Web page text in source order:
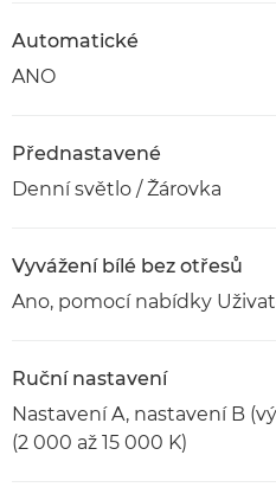
Automatické
ANO
Přednastavené
Denní světlo / Žárovka
Vyvážení bílé bez otřesů
Ano, pomocí nabídky
Ruční nastavení
Nastavení A, nastavení B
(2 000 až 15 000 K)